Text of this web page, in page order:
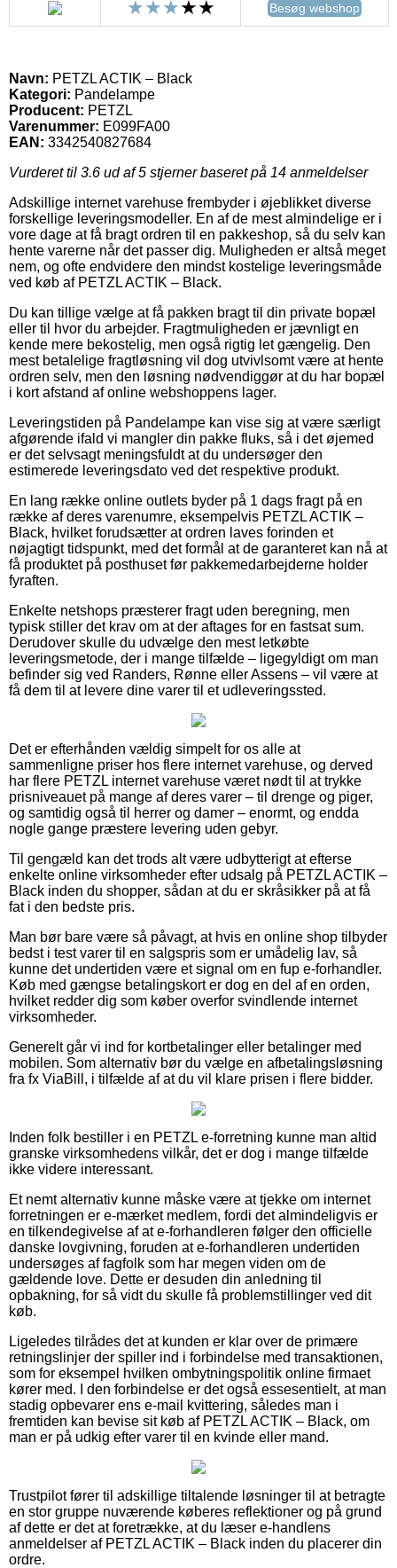
Besøg webshop
Navn: PETZL ACTIK – Black
Kategori: Pandelampe
Producent: PETZL
Varenummer: E099FA00
EAN: 3342540827684
Vurderet til 3.6 ud af 5 stjerner baseret på 14 anmeldelser
Adskillige internet varehuse frembyder i øjeblikket diverse
forskellige leveringsmodeller. En af de mest almindelige er i
vore dage at få bragt ordren til en pakkeshop, så du selv kan
hente varerne når det passer dig. Muligheden er altså meget
nem, og ofte endvidere den mindst kostelige leveringsmåde
ved køb af PETZL ACTIK – Black.
Du kan tillige vælge at få pakken bragt til din private bopæl
eller til hvor du arbejder. Fragtmuligheden er jævnligt en
kende mere bekostelig, men også rigtig let gængelig. Den
mest betalelige fragtløsning vil dog utvivlsomt være at hente
ordren selv, men den løsning nødvendiggør at du har bopæl
i kort afstand af online webshoppens lager.
Leveringstiden på Pandelampe kan vise sig at være særligt
afgørende ifald vi mangler din pakke fluks, så i det øjemed
er det selvsagt meningsfuldt at du undersøger den
estimerede leveringsdato ved det respektive produkt.
En lang række online outlets byder på 1 dags fragt på en
række af deres varenumre, eksempelvis PETZL ACTIK –
Black, hvilket forudsætter at ordren laves forinden et
nøjagtigt tidspunkt, med det formål at de garanteret kan nå at
få produktet på posthuset før pakkemedarbejderne holder
fyraften.
Enkelte netshops præsterer fragt uden beregning, men
typisk stiller det krav om at der aftages for en fastsat sum.
Derudover skulle du udvælge den mest letkøbte
leveringsmetode, der i mange tilfælde – ligegyldigt om man
befinder sig ved Randers, Rønne eller Assens – vil være at
få dem til at levere dine varer til et udleveringssted.
Det er efterhånden vældig simpelt for os alle at
sammenligne priser hos flere internet varehuse, og derved
har flere PETZL internet varehuse været nødt til at trykke
prisniveauet på mange af deres varer – til drenge og piger,
og samtidig også til herrer og damer – enormt, og endda
nogle gange præstere levering uden gebyr.
Til gengæld kan det trods alt være udbytterigt at efterse
enkelte online virksomheder efter udsalg på PETZL ACTIK –
Black inden du shopper, sådan at du er skråsikker på at få
fat i den bedste pris.
Man bør bare være så påvagt, at hvis en online shop tilbyder
bedst i test varer til en salgspris som er umådelig lav, så
kunne det undertiden være et signal om en fup e-forhandler.
Køb med gængse betalingskort er dog en del af en orden,
hvilket redder dig som køber overfor svindlende internet
virksomheder.
Generelt går vi ind for kortbetalinger eller betalinger med
mobilen. Som alternativ bør du vælge en afbetalingsløsning
fra fx ViaBill, i tilfælde af at du vil klare prisen i flere bidder.
Inden folk bestiller i en PETZL e-forretning kunne man altid
granske virksomhedens vilkår, det er dog i mange tilfælde
ikke videre interessant.
Et nemt alternativ kunne måske være at tjekke om internet
forretningen er e-mærket medlem, fordi det almindeligvis er
en tilkendegivelse af at e-forhandleren følger den officielle
danske lovgivning, foruden at e-forhandleren undertiden
undersøges af fagfolk som har megen viden om de
gældende love. Dette er desuden din anledning til
opbakning, for så vidt du skulle få problemstillinger ved dit
køb.
Ligeledes tilrådes det at kunden er klar over de primære
retningslinjer der spiller ind i forbindelse med transaktionen,
som for eksempel hvilken ombytningspolitik online firmaet
kører med. I den forbindelse er det også essesentielt, at man
stadig opbevarer ens e-mail kvittering, således man i
fremtiden kan bevise sit køb af PETZL ACTIK – Black, om
man er på udkig efter varer til en kvinde eller mand.
Trustpilot fører til adskillige tiltalende løsninger til at betragte
en stor gruppe nuværende køberes reflektioner og på grund
af dette er det at foretrække, at du læser e-handlens
anmeldelser af PETZL ACTIK – Black inden du placerer din
ordre.